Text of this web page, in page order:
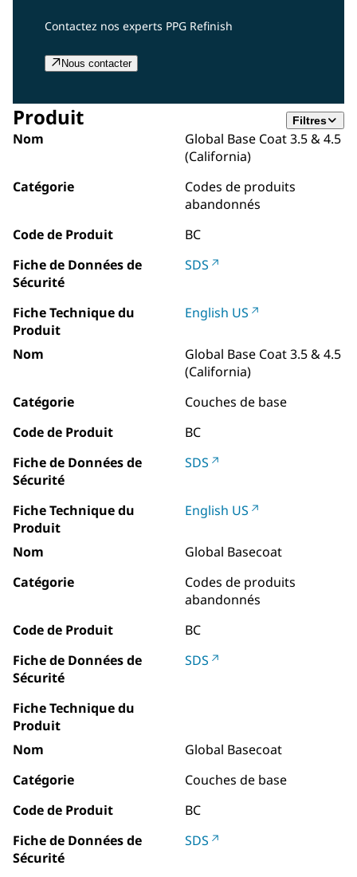
Contactez nos experts PPG Refinish
Nous contacter
Produit Filtres
Nom
Global Base Coat 3.5 & 4.5
(California)
Catégorie
Codes de produits
abandonnés
Code de Produit
BC
Fiche de Données de
Sécurité
SDS
Fiche Technique du
Produit
English US
Nom
Global Base Coat 3.5 & 4.5
(California)
Catégorie
Couches de base
Code de Produit
BC
Fiche de Données de
Sécurité
SDS
Fiche Technique du
Produit
English US
Nom
Global Basecoat
Catégorie
Codes de produits
abandonnés
Code de Produit
BC
Fiche de Données de
Sécurité
SDS
Fiche Technique du
Produit
Nom
Global Basecoat
Catégorie
Couches de base
Code de Produit
BC
Fiche de Données de
Sécurité
SDS